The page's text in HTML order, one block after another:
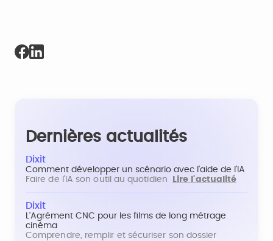
Dernières actualités
Dixit
Comment développer un scénario avec l'aide de l'IA
Faire de l'IA son outil au quotidien
Lire l'actualité
Dixit
L'Agrément CNC pour les films de long métrage
cinéma
Comprendre, remplir et sécuriser son dossier